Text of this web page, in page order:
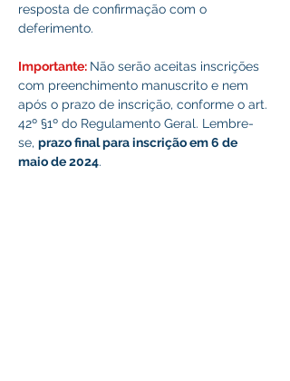
resposta de confirmação com o
deferimento.
Importante: Não serão aceitas inscrições
com preenchimento manuscrito e nem
após o prazo de inscrição, conforme o art.
42º §1º do Regulamento Geral. Lembre-
se, prazo final para inscrição em 6 de
maio de 2024.